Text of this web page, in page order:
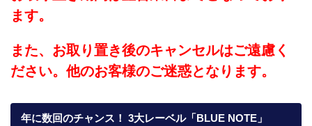
ます。
また、お取り置き後のキャンセルはご遠慮く
ださい。他のお客様のご迷惑となります。
年に数回のチャンス！ 3大レーベル「BLUE NOTE」